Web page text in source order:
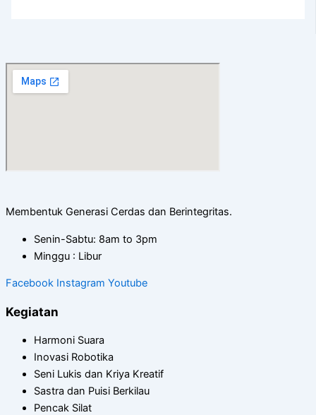
Membentuk Generasi Cerdas dan Berintegritas.
Senin-Sabtu: 8am to 3pm
Minggu : Libur
Facebook Instagram Youtube
Kegiatan
Harmoni Suara
Inovasi Robotika
Seni Lukis dan Kriya Kreatif
Sastra dan Puisi Berkilau
Pencak Silat